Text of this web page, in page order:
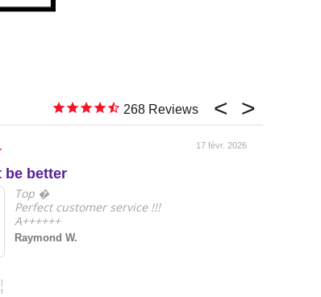
268
17 févr. 2026
be better
Top �
Perfect customer service !!!
A++++++
Raymond W.